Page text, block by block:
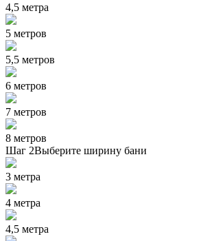
4,5 метра
5 метров
5,5 метров
6 метров
7 метров
8 метров
Шаг 2Выберите ширину бани
3 метра
4 метра
4,5 метра